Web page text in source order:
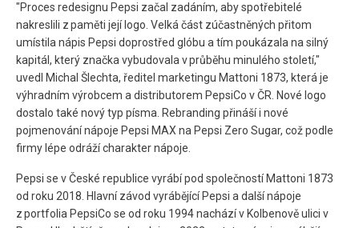
"Proces redesignu Pepsi začal zadáním, aby spotřebitelé
nakreslili z paměti její logo. Velká část zúčastněných přitom
umístila nápis Pepsi doprostřed glóbu a tím poukázala na silný
kapitál, který značka vybudovala v průběhu minulého století,"
uvedl Michal Šlechta, ředitel marketingu Mattoni 1873, která je
výhradním výrobcem a distributorem PepsiCo v ČR. Nové logo
dostalo také nový typ písma. Rebranding přináší i nové
pojmenování nápoje Pepsi MAX na Pepsi Zero Sugar, což podle
firmy lépe odráží charakter nápoje.
Pepsi se v České republice vyrábí pod společností Mattoni 1873
od roku 2018. Hlavní závod vyrábějící Pepsi a další nápoje
z portfolia PepsiCo se od roku 1994 nachází v Kolbenově ulici v